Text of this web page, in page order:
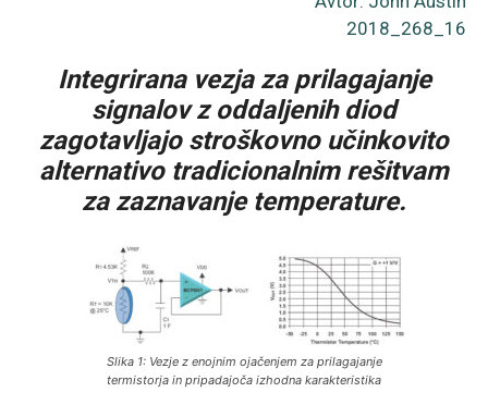
2018_268_16
Integrirana vezja za prilagajanje
signalov z oddaljenih diod
zagotavljajo stroškovno učinkovito
alternativo tradicionalnim rešitvam
za zaznavanje temperature.
Slika 1: Vezje z enojnim ojačenjem za prilagajanje
termistorja in pripadajoča izhodna karakteristika